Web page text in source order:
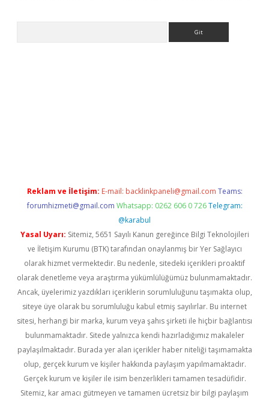
Reklam ve İletişim: E-mail: backlinkpaneli@gmail.com Teams:
forumhizmeti@gmail.com Whatsapp: 0262 606 0 726 Telegram:
@karabul
Yasal Uyarı: Sitemiz, 5651 Sayılı Kanun gereğince Bilgi Teknolojileri
ve İletişim Kurumu (BTK) tarafından onaylanmış bir Yer Sağlayıcı
olarak hizmet vermektedir. Bu nedenle, sitedeki içerikleri proaktif
olarak denetleme veya araştırma yükümlülüğümüz bulunmamaktadır.
Ancak, üyelerimiz yazdıkları içeriklerin sorumluluğunu taşımakta olup,
siteye üye olarak bu sorumluluğu kabul etmiş sayılırlar. Bu internet
sitesi, herhangi bir marka, kurum veya şahıs şirketi ile hiçbir bağlantısı
bulunmamaktadır. Sitede yalnızca kendi hazırladığımız makaleler
paylaşılmaktadır. Burada yer alan içerikler haber niteliği taşımamakta
olup, gerçek kurum ve kişiler hakkında paylaşım yapılmamaktadır.
Gerçek kurum ve kişiler ile isim benzerlikleri tamamen tesadüfidir.
Sitemiz, kar amacı gütmeyen ve tamamen ücretsiz bir bilgi paylaşım